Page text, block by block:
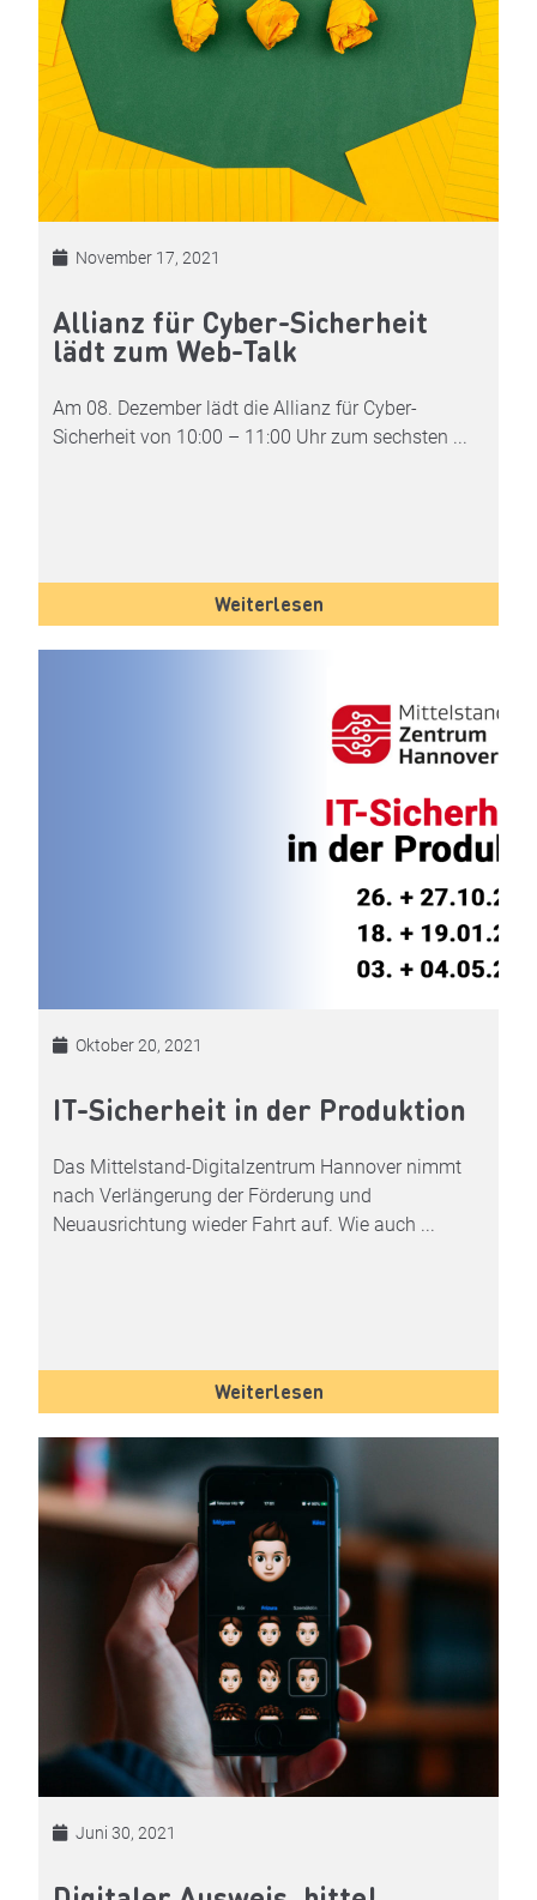
November 17, 2021
Allianz für Cyber-Sicherheit
lädt zum Web-Talk
Am 08. Dezember lädt die Allianz für Cyber-
Sicherheit von 10:00 – 11:00 Uhr zum sechsten ...
Weiterlesen
Oktober 20, 2021
IT-Sicherheit in der Produktion
Das Mittelstand-Digitalzentrum Hannover nimmt
nach Verlängerung der Förderung und
Neuausrichtung wieder Fahrt auf. Wie auch ...
Weiterlesen
Juni 30, 2021